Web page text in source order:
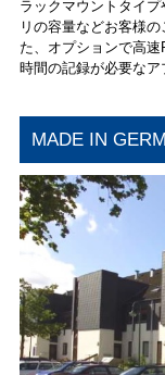
ラックマウントタイ
リの容量などお客様
た、オプションで高
時間の記録が必要なア
MADE IN